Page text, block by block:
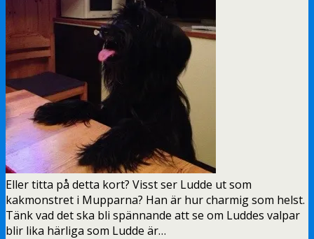
Eller titta på detta kort? Visst ser Ludde ut som
kakmonstret i Mupparna? Han är hur charmig som helst.
Tänk vad det ska bli spännande att se om Luddes valpar
blir lika härliga som Ludde är…